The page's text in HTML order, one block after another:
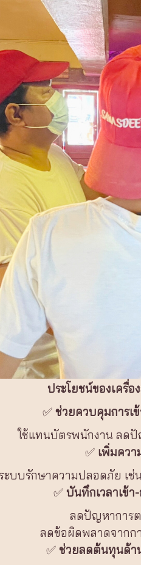
ประโยชน์ของเครื่อ
✅ ช่วยควบคุมการเ
ใช้แทนบัตรพนักงาน ลด
✅ เพิ่มคว
ะบบรักษาความปลอดภัย เช่
✅ บันทึกเวลาเข้
ลดปัญหาการ
ลดข้อผิดพลาดจากก
✅ ช่วยลดต้นทุนด้า